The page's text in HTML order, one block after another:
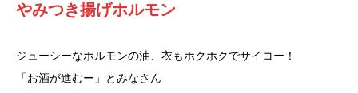
やみつき揚げホルモン
ジューシーなホルモンの油、衣もホクホクでサイコー！
「お酒が進むー」とみなさん